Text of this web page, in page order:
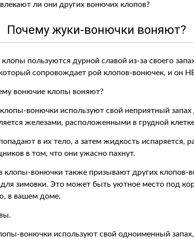
ли они других вонючих клопов?
Почему жуки-вонючки воняют?
пользуются дурной славой из-за своего
сопровождает рой клопов-вонючек, и он
вонючие клопы воняют?
вонючки используют свой неприятный запах
железами, расположенными в грудной
в их тело, а затем жидкость испаряется,
в том, что они ужасно пахнут.
вонючки также призывают других клопов-
зимовки. Это может быть уютное место под
в вашем доме.
вонючки используют свой одноименный